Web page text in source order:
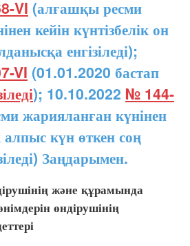
VI (алғашқы ресми
кейін күнтізбелік он
енгізіледі);
VI (01.01.2020 бастап
); 10.10.2022 № 144-
жарияланған күнінен
алпыс күн өткен соң
Заңдарымен.
және құрамында
өндірушінің